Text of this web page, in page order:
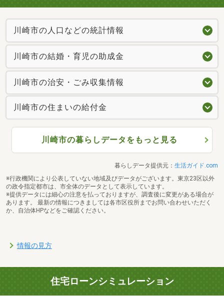
川崎市の人口などの統計情報
川崎市の結婚・育児の助成金
川崎市の治安・ごみ収集情報
川崎市の住まいの給付金
川崎市の暮らしデータをもっと見る
暮らしデータ提供元： 生活ガイド.com
※行政機関により公表していない地域及びデータがございます。東京23区以外
の政令指定都市は、市全体のデータとして表示しています。
※提供データには細心の注意を払っておりますが、調査後に変更がある場合が
あります。 最新の情報につきましては各市区役所までお問い合わせいただく
か、自治体HPなどをご確認ください。
情報の見方
住宅ローンシミュレーション